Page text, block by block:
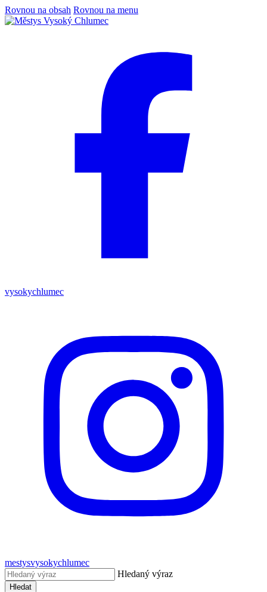
Rovnou na obsah Rovnou na menu
vysokychlumec
mestysvysokychlumec
Hledaný výraz
Hledat